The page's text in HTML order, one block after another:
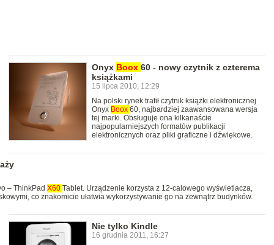
Onyx Boox 60 - nowy czytnik z czterema
książkami
15 lipca 2010, 12:29
Na polski rynek trafił czytnik książki elektronicznej
Onyx Boox 60, najbardziej zaawansowana wersja
tej marki. Obsługuje ona kilkanaście
najpopularniejszych formatów publikacji
elektronicznych oraz pliki graficzne i dźwiękowe.
– ThinkPad X60 Tablet. Urządzenie korzysta z 12-calowego wyświetlacza,
co znakomicie ułatwia wykorzystywanie go na zewnątrz budynków.
Nie tylko Kindle
16 grudnia 2011, 16:27